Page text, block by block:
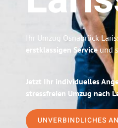
Ihr Umzug Osnabrück
erstklassigen Serviceund
Jetzt Ihr individuelles
stressfreien Umzug nach
UNVERBINDLICHES